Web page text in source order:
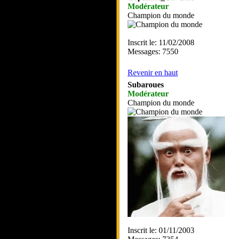
Modérateur
Champion du monde
Inscrit le: 11/02/2008
Messages: 7550
Revenir en haut
Subaroues
Modérateur
Champion du monde
Inscrit le: 01/11/2003